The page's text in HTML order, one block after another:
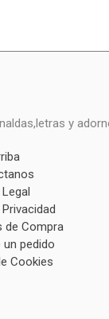
y
de Compra
un pedido
Cookies